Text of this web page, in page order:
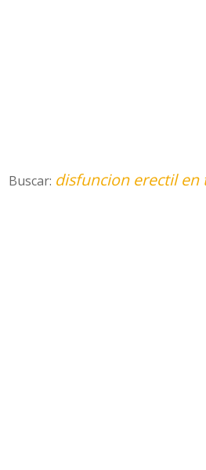
Buscar: disfuncion erectil en